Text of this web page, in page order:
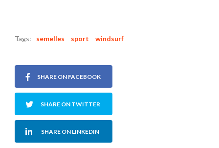
Tags: semelles sport windsurf
SHARE ON FACEBOOK
SHARE ON TWITTER
SHARE ON LINKEDIN